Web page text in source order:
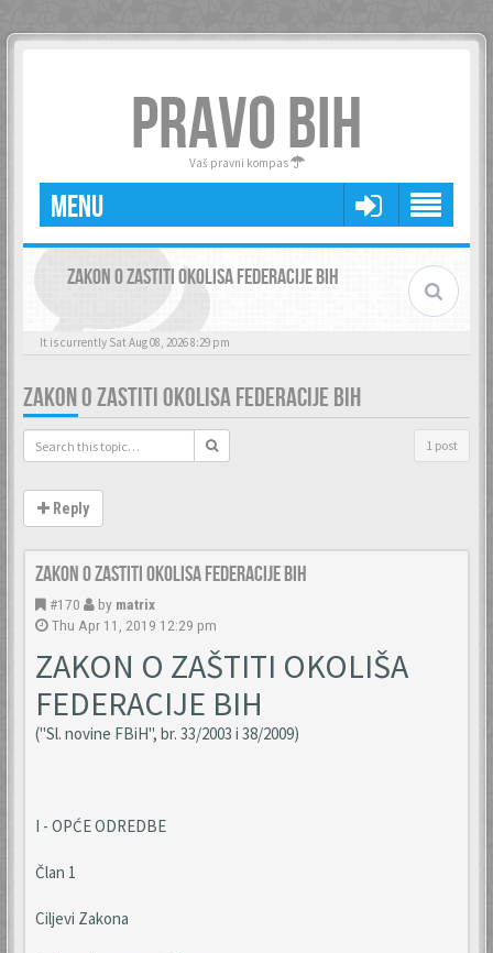
PRAVO BIH
Vaš pravni kompas
MENU
ZAKON O ZASTITI OKOLISA FEDERACIJE BIH
It is currently Sat Aug 08, 2026 8:29 pm
ZAKON O ZASTITI OKOLISA FEDERACIJE BIH
1 post
Reply
Zakon o zastiti okolisa Federacije BiH
#170 by matrix
Thu Apr 11, 2019 12:29 pm
ZAKON O ZAŠTITI OKOLIŠA
FEDERACIJE BIH
("Sl. novine FBiH", br. 33/2003 i 38/2009)
I - OPĆE ODREDBE
Član 1
Ciljevi Zakona